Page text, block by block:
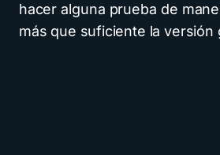
hacer alguna prueba de
más que suficiente la versión